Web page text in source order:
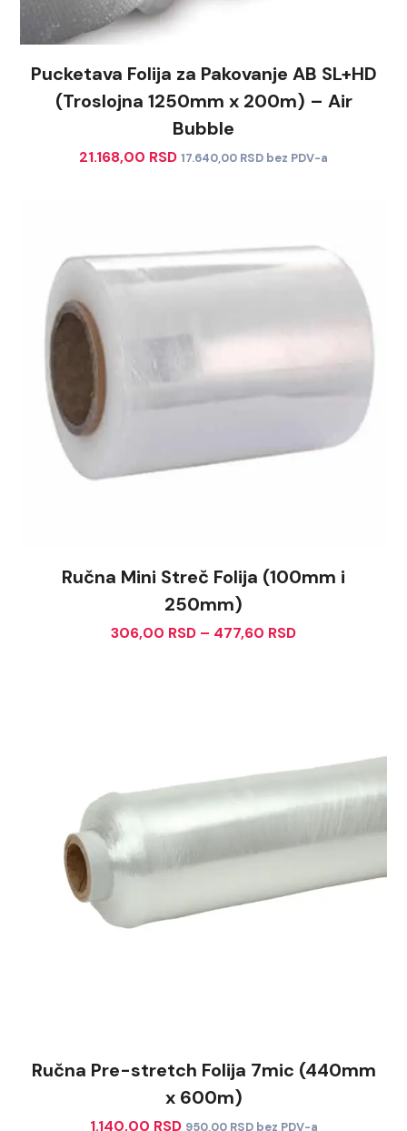
Pucketava Folija za Pakovanje AB SL+HD
(Troslojna 1250mm x 200m) – Air
Bubble
21.168,00 RSD 17.640,00 RSD bez PDV-a
Ručna Mini Streč Folija (100mm i
250mm)
306,00 RSD – 477,60 RSD
Ručna Pre-stretch Folija 7mic (440mm
x 600m)
1.140,00 RSD 950,00 RSDbez PDV-a